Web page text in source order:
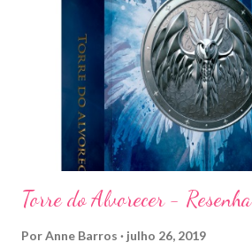
Torre do Alvorecer - Resenha
PorAnne Barros julho 26, 2019